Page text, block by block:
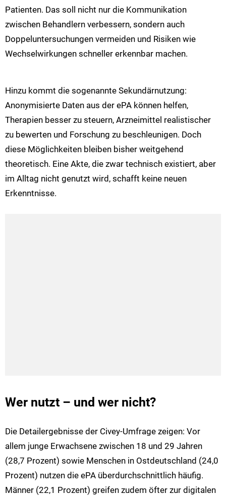
Patienten. Das soll nicht nur die Kommunikation
zwischen Behandlern verbessern, sondern auch
Doppeluntersuchungen vermeiden und Risiken wie
Wechselwirkungen schneller erkennbar machen.
Hinzu kommt die sogenannte Sekundärnutzung:
Anonymisierte Daten aus der ePA können helfen,
Therapien besser zu steuern, Arzneimittel realistischer
zu bewerten und Forschung zu beschleunigen. Doch
diese Möglichkeiten bleiben bisher weitgehend
theoretisch. Eine Akte, die zwar technisch existiert, aber
im Alltag nicht genutzt wird, schafft keine neuen
Erkenntnisse.
Wer nutzt – und wer nicht?
Die Detailergebnisse der Civey-Umfrage zeigen: Vor
allem junge Erwachsene zwischen 18 und 29 Jahren
(28,7 Prozent) sowie Menschen in Ostdeutschland (24,0
Prozent) nutzen die ePA überdurchschnittlich häufig.
Männer (22,1 Prozent) greifen zudem öfter zur digitalen